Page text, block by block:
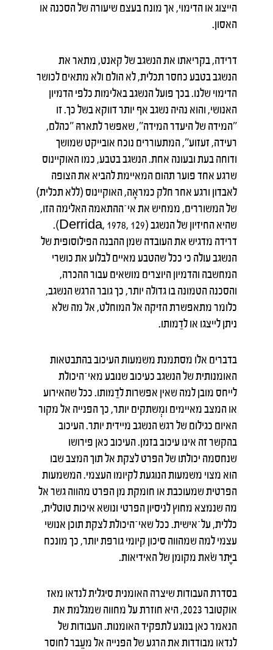
הייצוג או הדימוי, אך מונח בעצם שיעורה של הסכנה או
האסון.
דרידה, בקריאתו את הנשגב של קאנט, מתאר את
הנשגב בטבע כחסר תכלית, לא הולם ולא מתאים לכושר
הדימוי שלנו. בכך פועל הנשגב באלימות כלפי הדמיון
האנושי, והוא נהיה נשגב אף יותר דווקא בשל כך. זו
״המידה של היעדר המידה״, שאפשר לתארהּ ״כהלם,
רעידה, זעזוע״, המתעוררים נוכח אובייקט שמושך
ודוחה בעת ובעונה אחת. הנשגב בטבע, כמו האוקיינוס
שרגע אחד פוער תהום המאיימת להביא את הצופה
לאבדון ורגע אחר חלק כמראָה, האוקיינוס (ללא תכלית)
של המשוררים, ממחיש את אי־ההתאמה האלימה הזו,
שהיא החיזיון של הנשגב (Derrida, 1978, 129).
דרידה מדגיש את העובדה שמן ההבנה הפילוסופית של
הנשגב עולה כי ככל שהטבע מאיים לבלוע את כושרי
המחשבה והדמיון היוצרים מושאים עבור ההכרה,
והסכנה הטמונה בו גדולה יותר, כך גובר הרגש הנשגב,
כלומר מתאפשרת הזיקה אל המוחלט, אל מה שלא
ניתן לייצגו או לדַמותו.
בדברים אלו מסתמנת משמעות העיכוב בהתבטאות
האומנותית של הנשגב כעיכוב שנובע מאי־היכולת
לייחס מובן למה שאין אפשרות לדַמותו. ככל שהאירוע
או המצב מאיימים ומְשתקים יותר, כך הפנייה אל מקור
האיום כגילום של רגש הנשגב מיידית יותר. העיכוב
בהקשר זה אינו עיכוב בזמן. העיכוב כאן פירושו
שנחסמה יכולתו של הפרט לצקת אל תוך המצב שבו
הוא מצוי משמעות הנוגעת לקיומו העצמי. המשמעות
הפרטית שמעוכבת או חומקת מן הפרט מהווה גשר אל
מה שנמצא מחוץ לניסיון הפרטי ונושא איכות טוטלית,
כללית, על־אישית. ככל שאי־היכולת לצקת תוכן אנושי
עצמי למה שמהווה סיכון קיומי גורפת יותר, כך מונכח
ביֶּתר שׂאת מקומן של האידיאות.
בסדרת העבודות שיצרה האומנית סיגלית לנדאו מאז
אוקטובר 2023, היא חוזרת על מחווה שמגלמת את
הנאמר כאן בנוגע לתפקיד האומנות. העבודות של
לנדאו מבודדות את הרגע של הפנייה אל מעֵבר לחוסר